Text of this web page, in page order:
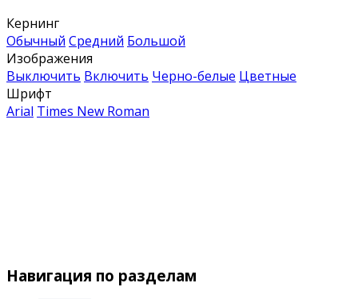
Кернинг
Обычный Средний Большой
Изображения
Выключить Включить Черно-белые Цветные
Шрифт
Arial Times New Roman
Навигация по разделам